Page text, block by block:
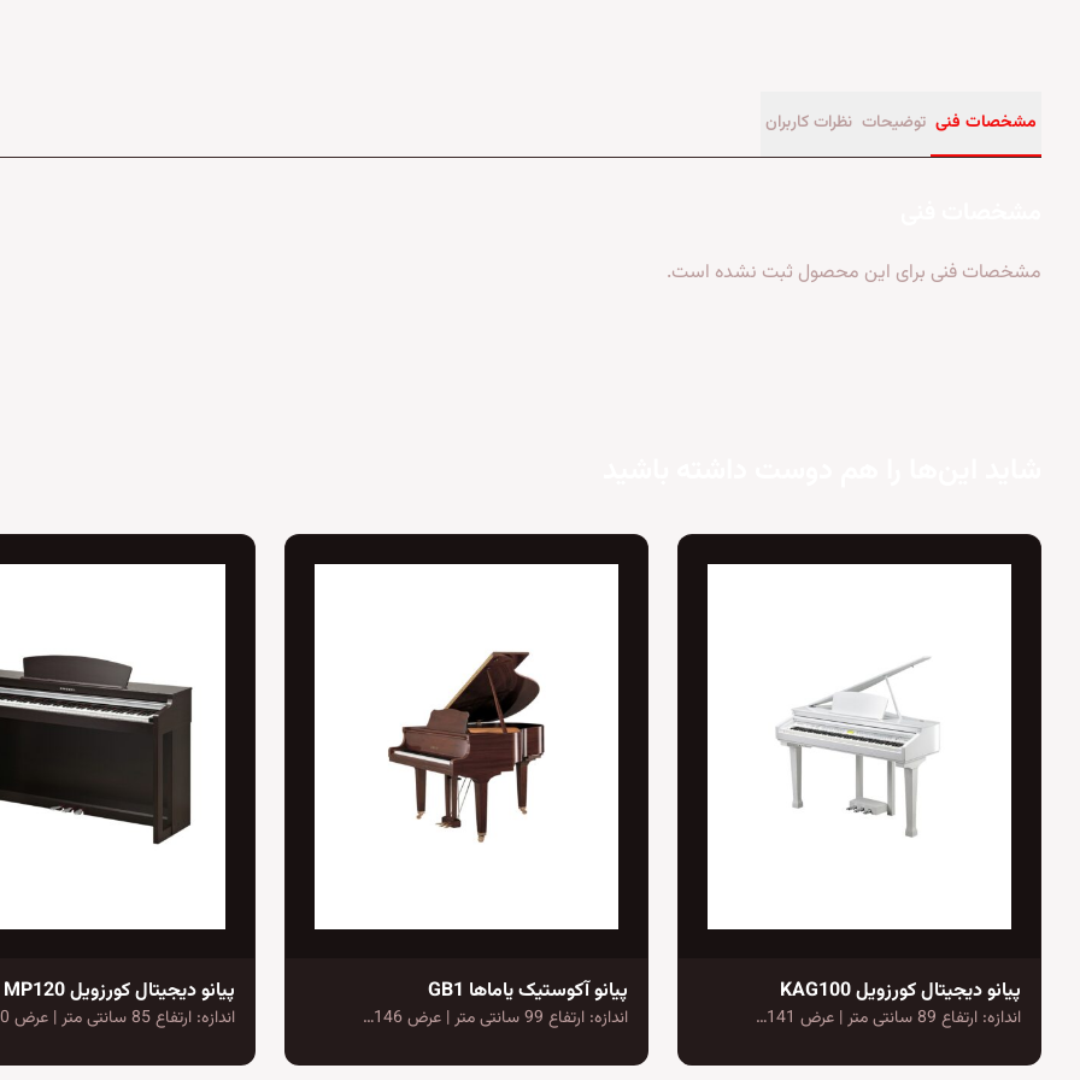
مشخصات فنی توضیحات نظرات کاربران
مشخصات فنی برای این محصول ثبت نشده است.
پیانو دیجیتال کورزویل KAG100
اندازه: ارتفاع 89 سانتی متر | عرض 141…
پیانو آکوستیک یاماها GB1
اندازه: ارتفاع 99 سانتی متر | عرض 146…
پیانو دیجیتال کورزویل MP120
اندازه: ارتفاع 85 سانتی متر | عرض 140…